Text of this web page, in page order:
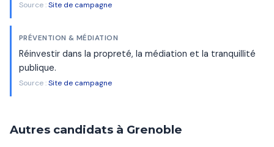
Source :Site de campagne
PRÉVENTION & MÉDIATION
Réinvestir dans la propreté, la médiation et la tranquillité
publique.
Source :Site de campagne
Autres candidats à Grenoble